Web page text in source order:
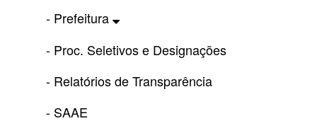
- Prefeitura
- Proc. Seletivos e Designações
- Relatórios de Transparência
- SAAE